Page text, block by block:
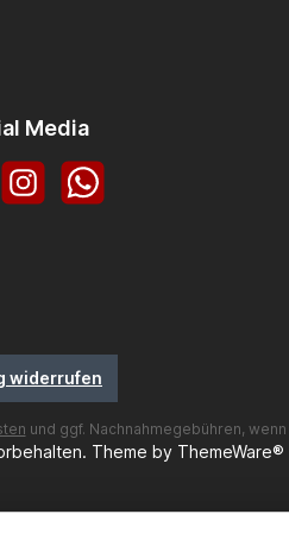
Media
InstagramWhatsApp
widerrufen
und ggf. Nachnahmegebühren,
Theme by ThemeWare®